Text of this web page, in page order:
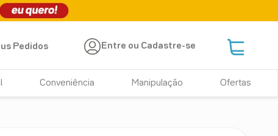
Pedidos Entre ou Cadastre-se
Conveniência Manipulação Ofertas